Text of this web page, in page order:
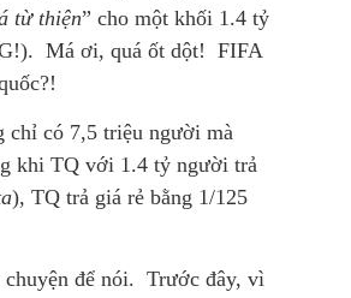
từ thiện” cho một khối 1.4 tỷ
Má ơi, quá ốt dột! FIFA
có 7,5 triệu người mà
khi TQ với 1.4 tỷ người trả
), TQ trả giá rẻ bằng 1/125
chuyện để nói. Trước đây, vì